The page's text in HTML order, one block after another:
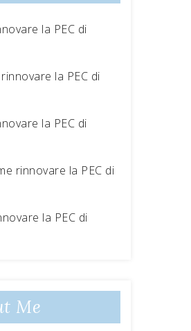
la PEC di
la PEC di
la PEC di
rinnovare la PEC di
la PEC di
Me